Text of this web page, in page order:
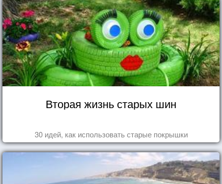
Вторая жизнь старых шин
30 идей, как использовать старые покрышки